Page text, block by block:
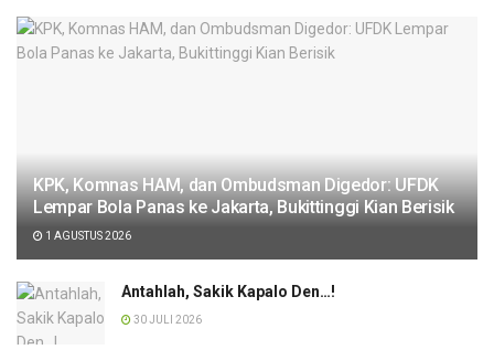
KPK, Komnas HAM, dan Ombudsman Digedor: UFDK
Lempar Bola Panas ke Jakarta, Bukittinggi Kian Berisik
1 AGUSTUS 2026
Antahlah, Sakik Kapalo Den…!
30 JULI 2026